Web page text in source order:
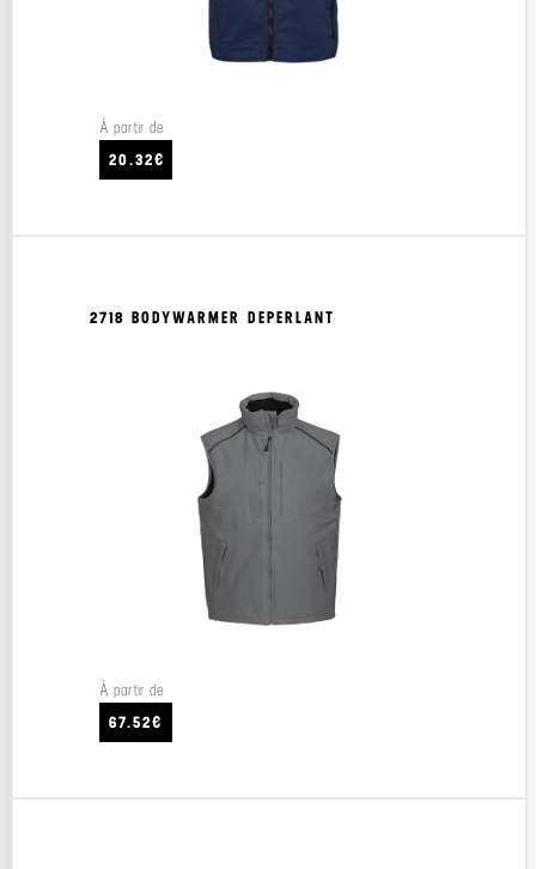
À partir de
20.32€
2718 BODYWARMER DEPERLANT
À partir de
67.52€